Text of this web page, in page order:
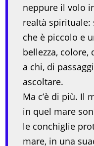
neppure il volo
realtà spirituale:
che è piccolo e
bellezza, colore,
a chi, di
ascoltare.
Ma c’è di più. Il
in quel mare
le conchiglie
mare, in una